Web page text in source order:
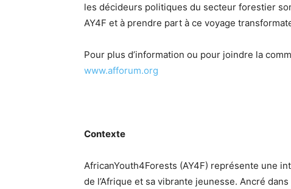
les décideurs politiques du secteur forestier
AY4F et à prendre part à ce voyage
Pour plus d’information ou pour joindre la
www.afforum.org
Contexte
AfricanYouth4Forests (AY4F) représente une
de l’Afrique et sa vibrante jeunesse. Ancré